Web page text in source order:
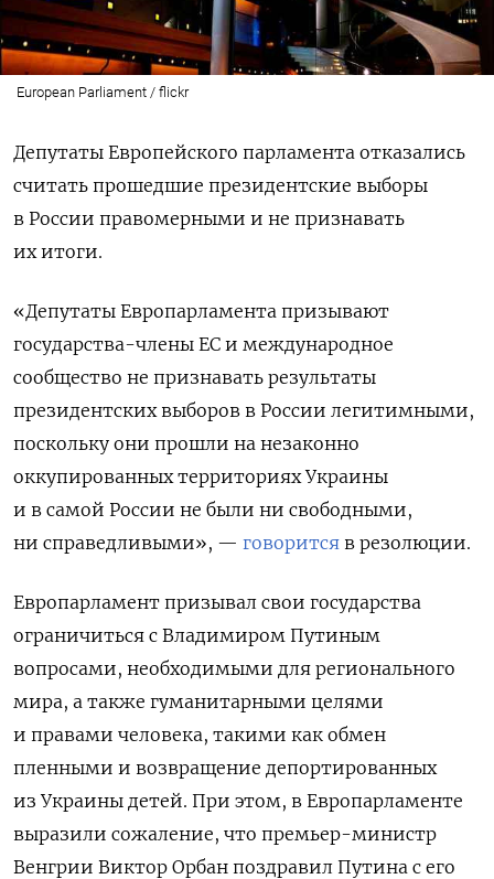
European Parliament / flickr
Депутаты Европейского парламента отказались
считать прошедшие президентские выборы
в России правомерными и не признавать
их итоги.
«Депутаты Европарламента призывают
государства-члены ЕС и международное
сообщество не признавать результаты
президентских выборов в России легитимными,
поскольку они прошли на незаконно
оккупированных территориях Украины
и в самой России не были ни свободными,
ни справедливыми», — говорится в резолюции.
Европарламент призывал свои государства
ограничиться с Владимиром Путиным
вопросами, необходимыми для регионального
мира, а также гуманитарными целями
и правами человека, такими как обмен
пленными и возвращение депортированных
из Украины детей. При этом, в Европарламенте
выразили сожаление, что премьер-министр
Венгрии Виктор Орбан поздравил Путина с его